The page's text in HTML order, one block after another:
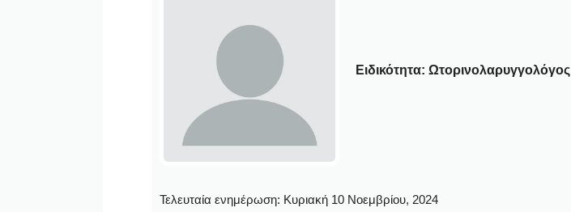
Ειδικότητα:Ωτορινολαρυγγολόγος
Τελευταία ενημέρωση: Κυριακή 10 Νοεμβρίου, 2024